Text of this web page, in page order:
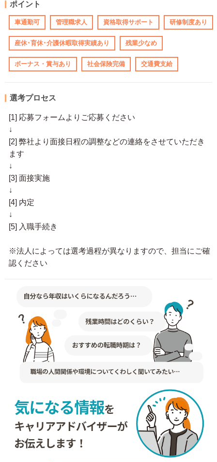
ポイント
車通勤可 管理職求人 資格取得サポート 研修制度あり
産休･育休･介護休暇取得実績あり 残業少なめ
ボーナス・賞与あり 社会保険完備 交通費支給
選考プロセス
[1] 応募フォームよりご応募ください
↓
[2] 弊社より面接日程の調整などの連絡をさせていただき
ます
↓
[3] 面接実施
↓
[4] 内定
↓
[5] 入職手続き
※法人によっては選考過程が異なりますので、担当にご確
認ください